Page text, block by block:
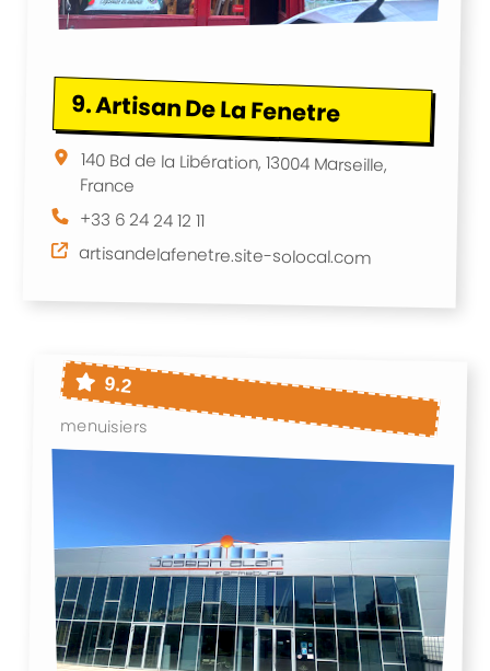
9.Artisan De La Fenetre
140 Bd de la Libération, 13004 Marseille,
France
+33 6 24 24 12 11
artisandelafenetre.site-solocal.com
9.2
menuisiers